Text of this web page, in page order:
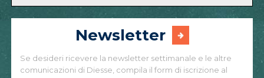
Newsletter
Se desideri ricevere la newsletter settimanale e le altre
comunicazioni di Diesse, compila il form di iscrizione al